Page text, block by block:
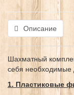
Описание
Шахматный
себя необходимые
1. Пластиковые